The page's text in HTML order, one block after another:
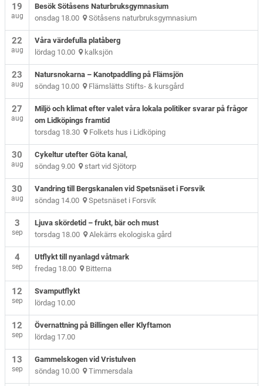
19
aug
Besök Sötåsens Naturbruksgymnasium
onsdag 18.00 Sötåsens naturbruksgymnasium
22
aug
Våra värdefulla platåberg
lördag 10.00 kalksjön
23
aug
Natursnokarna – Kanotpaddling på Flämsjön
söndag 10.00 Flämslätts Stifts- & kursgård
27
aug
Miljö och klimat efter valet våra lokala politiker svarar på frågor
om Lidköpings framtid
torsdag 18.30 Folkets hus i Lidköping
30
aug
Cykeltur utefter Göta kanal,
söndag 9.00 start vid Sjötorp
30
aug
Vandring till Bergskanalen vid Spetsnäset i Forsvik
söndag 14.00 Spetsnäset i Forsvik
3
sep
Ljuva skördetid – frukt, bär och must
torsdag 18.00 Alekärrs ekologiska gård
4
sep
Utflykt till nyanlagd våtmark
fredag 18.00 Bitterna
12
sep
Svamputflykt
lördag 10.00
12
sep
Övernattning på Billingen eller Klyftamon
lördag 17.00
13
sep
Gammelskogen vid Vristulven
söndag 10.00 Timmersdala